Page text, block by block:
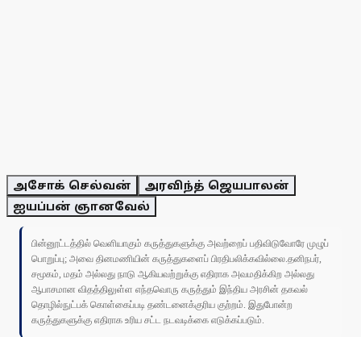
அசோக் செல்வன்
அரவிந்த் ஜெயபாலன்
ஐயப்பன் ஞானவேல்
பின்னூட்டத்தில் வெளியாகும் கருத்துகளுக்கு அவற்றைப் பதிவிடுவோரே முழுப்
பொறுப்பு; அவை தினமணியின் கருத்துகளைப் பிரதிபலிக்கவில்லை.தனிநபர்,
சமூகம், மதம் அல்லது நாடு ஆகியவற்றுக்கு எதிராக அவமதிக்கிற அல்லது
ஆபாசமான விதத்திலுள்ள எந்தவொரு கருத்தும் இந்திய அரசின் தகவல்
தொழில்நுட்பக் கொள்கைப்படி தண்டனைக்குரிய குற்றம். இதுபோன்ற
கருத்துகளுக்கு எதிராக உரிய சட்ட நடவடிக்கை எடுக்கப்படும்.